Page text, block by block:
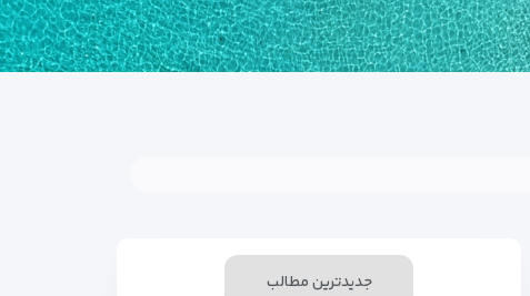
جدیدترین مطالب